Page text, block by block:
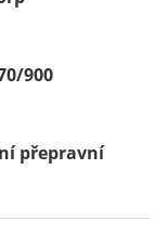
900
přepravní